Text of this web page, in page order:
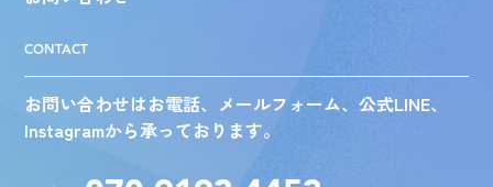
CONTACT
お問い合わせはお電話、メールフォーム、公式LINE、
Instagramから承っております。